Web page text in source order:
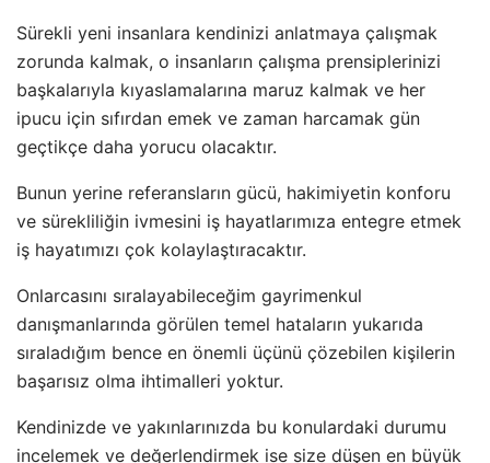
Sürekli yeni insanlara kendinizi anlatmaya çalışmak
zorunda kalmak, o insanların çalışma prensiplerinizi
başkalarıyla kıyaslamalarına maruz kalmak ve her
ipucu için sıfırdan emek ve zaman harcamak gün
geçtikçe daha yorucu olacaktır.
Bunun yerine referansların gücü, hakimiyetin konforu
ve sürekliliğin ivmesini iş hayatlarımıza entegre etmek
iş hayatımızı çok kolaylaştıracaktır.
Onlarcasını sıralayabileceğim gayrimenkul
danışmanlarında görülen temel hataların yukarıda
sıraladığım bence en önemli üçünü çözebilen kişilerin
başarısız olma ihtimalleri yoktur.
Kendinizde ve yakınlarınızda bu konulardaki durumu
incelemek ve değerlendirmek ise size düşen en büyük